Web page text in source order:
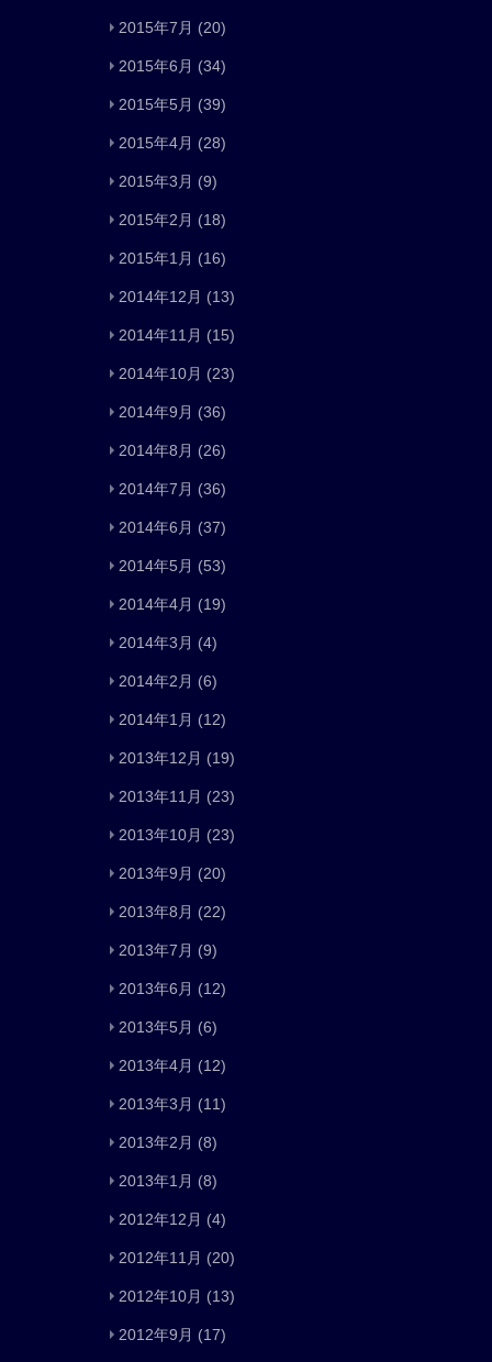
2015年7月 (20)
2015年6月 (34)
2015年5月 (39)
2015年4月 (28)
2015年3月 (9)
2015年2月 (18)
2015年1月 (16)
2014年12月 (13)
2014年11月 (15)
2014年10月 (23)
2014年9月 (36)
2014年8月 (26)
2014年7月 (36)
2014年6月 (37)
2014年5月 (53)
2014年4月 (19)
2014年3月 (4)
2014年2月 (6)
2014年1月 (12)
2013年12月 (19)
2013年11月 (23)
2013年10月 (23)
2013年9月 (20)
2013年8月 (22)
2013年7月 (9)
2013年6月 (12)
2013年5月 (6)
2013年4月 (12)
2013年3月 (11)
2013年2月 (8)
2013年1月 (8)
2012年12月 (4)
2012年11月 (20)
2012年10月 (13)
2012年9月 (17)